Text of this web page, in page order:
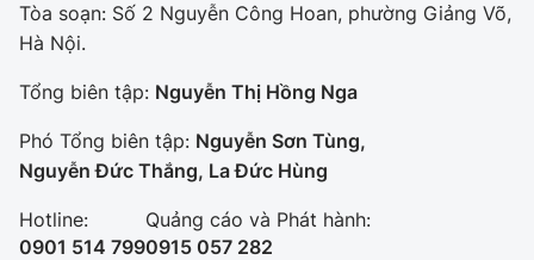
Tòa soạn: Số 2 Nguyễn Công Hoan, phường Giảng Võ,
Hà Nội.
Tổng biên tập: Nguyễn Thị Hồng Nga
Phó Tổng biên tập: Nguyễn Sơn Tùng,
Nguyễn Đức Thắng, La Đức Hùng
Hotline:
0901 514 799
Quảng cáo và Phát hành:
0915 057 282